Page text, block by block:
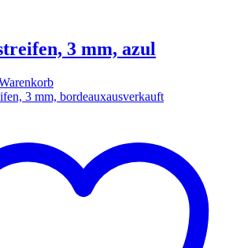
3 mm, azul
ausverkauft